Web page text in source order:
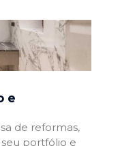
e
de reformas,
portfólio e